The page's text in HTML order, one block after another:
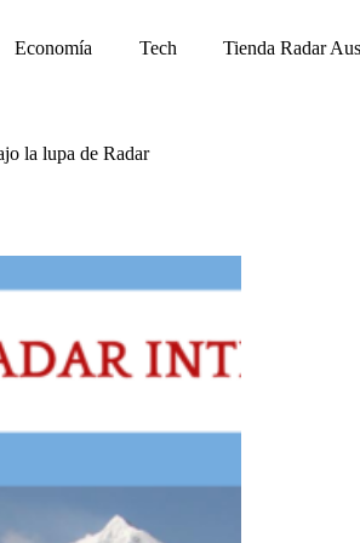
Economía Tech Tienda Radar
la lupa de Radar